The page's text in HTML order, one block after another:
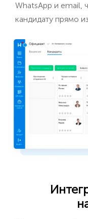
WhatsApp и email,
кандидату прямо